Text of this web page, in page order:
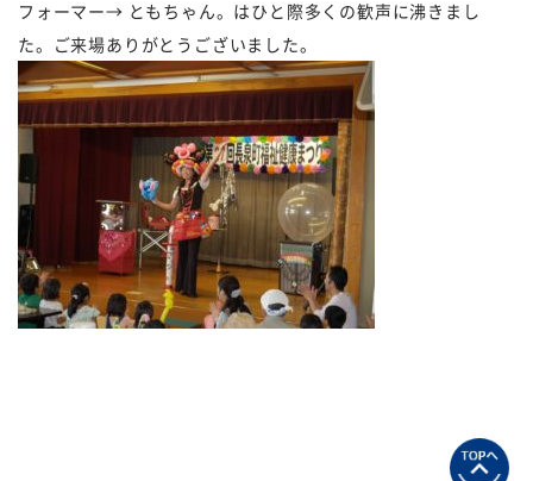
お問い合せ お知らせ
行事予定 リンク
プライバシーポリシー
カスタマーハラスメントに
対する基本方針
免責事項
フォーマー→ ともちゃん。はひと際多くの歓声に沸きまし
た。ご来場ありがとうございました。